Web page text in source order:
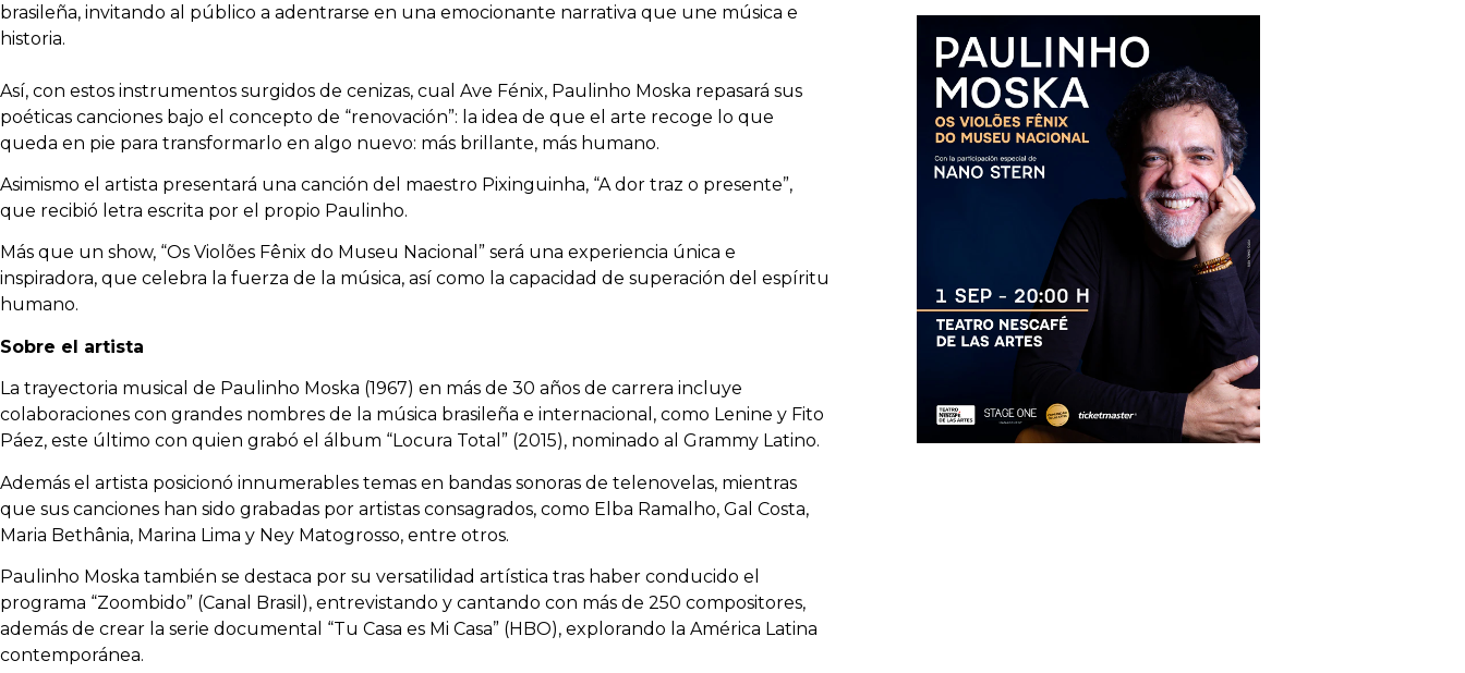
brasileña, invitando al público a adentrarse en una emocionante narrativa que une música e
historia.
Así, con estos instrumentos surgidos de cenizas, cual Ave Fénix, Paulinho Moska repasará sus
poéticas canciones bajo el concepto de “renovación”: la idea de que el arte recoge lo que
queda en pie para transformarlo en algo nuevo: más brillante, más humano.
Asimismo el artista presentará una canción del maestro Pixinguinha, “A dor traz o presente”,
que recibió letra escrita por el propio Paulinho.
Más que un show, “Os Violões Fênix do Museu Nacional” será una experiencia única e
inspiradora, que celebra la fuerza de la música, así como la capacidad de superación del espíritu
humano.
Sobre el artista
La trayectoria musical de Paulinho Moska (1967) en más de 30 años de carrera incluye
colaboraciones con grandes nombres de la música brasileña e internacional, como Lenine y Fito
Páez, este último con quien grabó el álbum “Locura Total” (2015), nominado al Grammy Latino.
Además el artista posicionó innumerables temas en bandas sonoras de telenovelas, mientras
que sus canciones han sido grabadas por artistas consagrados, como Elba Ramalho, Gal Costa,
Maria Bethânia, Marina Lima y Ney Matogrosso, entre otros.
Paulinho Moska también se destaca por su versatilidad artística tras haber conducido el
programa “Zoombido” (Canal Brasil), entrevistando y cantando con más de 250 compositores,
además de crear la serie documental “Tu Casa es Mi Casa” (HBO), explorando la América Latina
contemporánea.